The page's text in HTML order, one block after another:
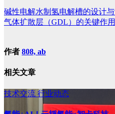
碱性电解水制氢电解槽的设计
气体扩散层（GDL）的关键作
作者 808, ab
相关文章
技术交流 行业动态